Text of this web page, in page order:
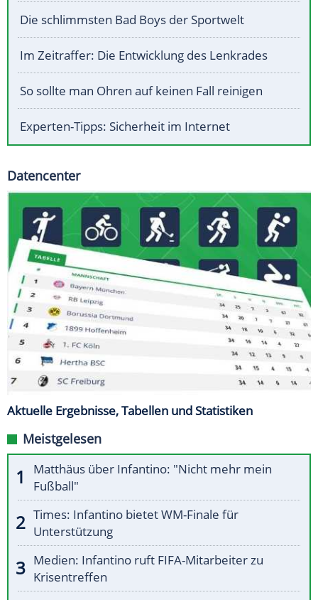
Die schlimmsten Bad Boys der Sportwelt
Im Zeitraffer: Die Entwicklung des Lenkrades
So sollte man Ohren auf keinen Fall reinigen
Experten-Tipps: Sicherheit im Internet
Datencenter
Aktuelle Ergebnisse, Tabellen und Statistiken
Meistgelesen
Matthäus über Infantino: "Nicht mehr mein
Fußball"
Times: Infantino bietet WM-Finale für
Unterstützung
Medien: Infantino ruft FIFA-Mitarbeiter zu
Krisentreffen